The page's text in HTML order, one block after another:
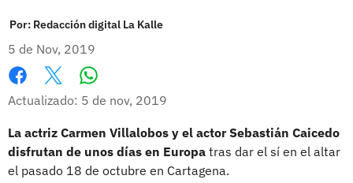
Por: Redacción digital La Kalle
5 de Nov, 2019
Facebook
X
Actualizado: 5 de nov, 2019
La actriz Carmen Villalobos y el actor Sebastián Caicedo
disfrutan de unos días en Europa tras dar el sí en el altar
el pasado 18 de octubre en Cartagena.